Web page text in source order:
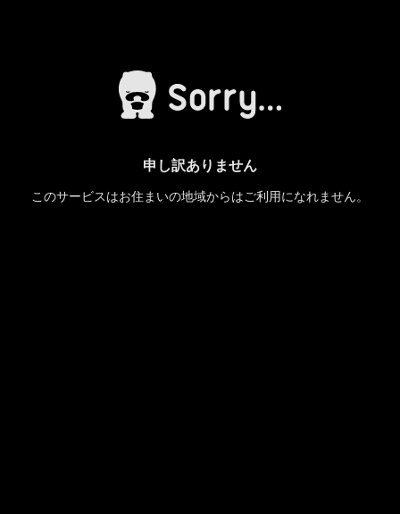
申し訳ありません
このサービスはお住まいの地域からはご利用になれません。